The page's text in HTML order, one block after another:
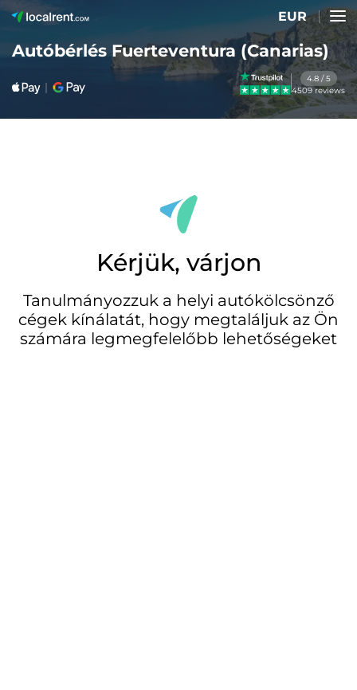
EUR
Autóbérlés Fuerteventura (Canarias)
4.8 / 5
4509 reviews
Kérjük, várjon
Tanulmányozzuk a helyi autókölcsönző
cégek kínálatát, hogy megtaláljuk az Ön
számára legmegfelelőbb lehetőségeket